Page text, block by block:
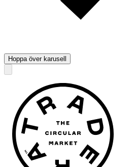
Hoppa över karusell